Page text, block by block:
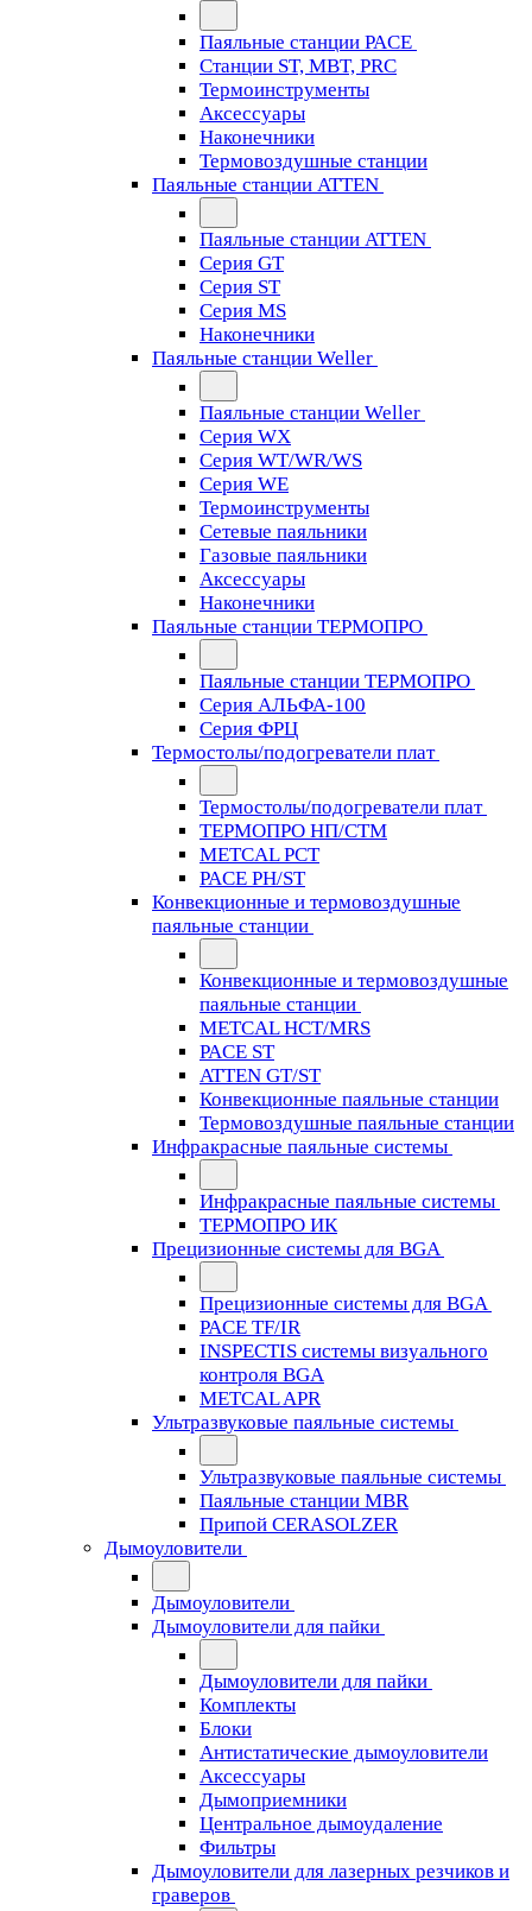
Паяльные станции PACE
Станции ST, MBT, PRC
Термоинструменты
Аксессуары
Наконечники
Термовоздушные станции
Паяльные станции ATTEN
Паяльные станции ATTEN
Серия GT
Серия ST
Серия MS
Наконечники
Паяльные станции Weller
Паяльные станции Weller
Серия WX
Серия WT/WR/WS
Серия WE
Термоинструменты
Сетевые паяльники
Газовые паяльники
Аксессуары
Наконечники
Паяльные станции ТЕРМОПРО
Паяльные станции ТЕРМОПРО
Серия АЛЬФА-100
Серия ФРЦ
Термостолы/подогреватели плат
Термостолы/подогреватели плат
ТЕРМОПРО НП/СТМ
METCAL PCT
PACE PH/ST
Конвекционные и термовоздушные
паяльные станции
Конвекционные и термовоздушные
паяльные станции
METCAL HCT/MRS
PACE ST
ATTEN GT/ST
Конвекционные паяльные станции
Термовоздушные паяльные станции
Инфракрасные паяльные системы
Инфракрасные паяльные системы
ТЕРМОПРО ИК
Прецизионные системы для BGA
Прецизионные системы для BGA
PACE TF/IR
INSPECTIS системы визуального
контроля BGA
METCAL APR
Ультразвуковые паяльные системы
Ультразвуковые паяльные системы
Паяльные станции MBR
Припой CERASOLZER
Дымоуловители
Дымоуловители
Дымоуловители для пайки
Дымоуловители для пайки
Комплекты
Блоки
Антистатические дымоуловители
Аксессуары
Дымоприемники
Центральное дымоудаление
Фильтры
Дымоуловители для лазерных резчиков и
граверов